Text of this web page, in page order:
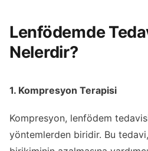
Lenfödemde
Nelerdir?
1. Kompresyon Terapisi
Kompresyon, lenfödem
yöntemlerden biridir. Bu